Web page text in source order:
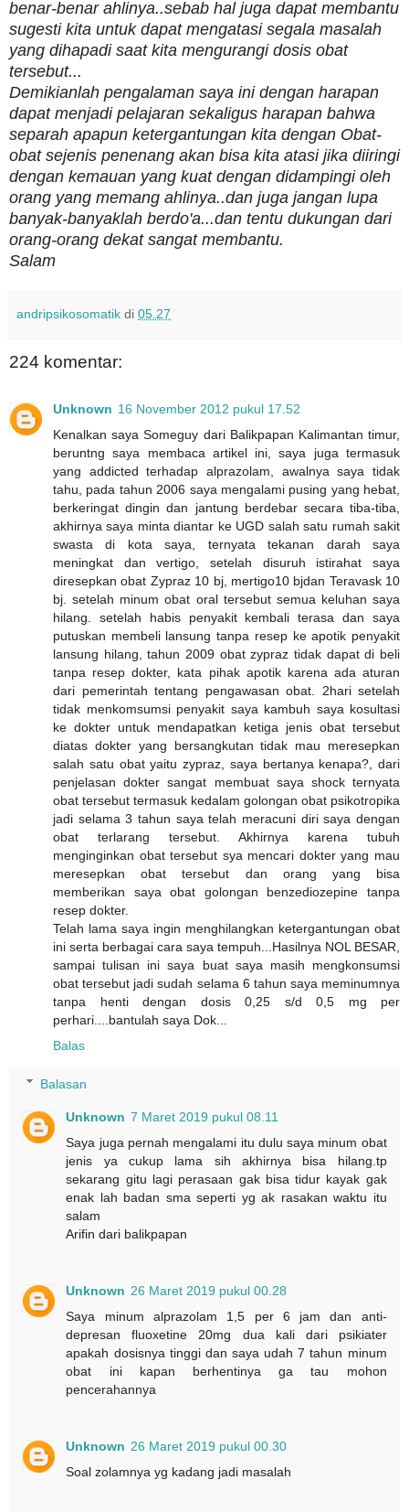
benar-benar ahlinya..sebab hal juga dapat membantu
sugesti kita untuk dapat mengatasi segala masalah
yang dihapadi saat kita mengurangi dosis obat
tersebut...
Demikianlah pengalaman saya ini dengan harapan
dapat menjadi pelajaran sekaligus harapan bahwa
separah apapun ketergantungan kita dengan Obat-
obat sejenis penenang akan bisa kita atasi jika diiringi
dengan kemauan yang kuat dengan didampingi oleh
orang yang memang ahlinya..dan juga jangan lupa
banyak-banyaklah berdo'a...dan tentu dukungan dari
orang-orang dekat sangat membantu.
Salam
andripsikosomatik di 05.27
224 komentar:
Unknown 16 November 2012 pukul 17.52
Kenalkan saya Someguy dari Balikpapan Kalimantan timur,
beruntng saya membaca artikel ini, saya juga termasuk
yang addicted terhadap alprazolam, awalnya saya tidak
tahu, pada tahun 2006 saya mengalami pusing yang hebat,
berkeringat dingin dan jantung berdebar secara tiba-tiba,
akhirnya saya minta diantar ke UGD salah satu rumah sakit
swasta di kota saya, ternyata tekanan darah saya
meningkat dan vertigo, setelah disuruh istirahat saya
diresepkan obat Zypraz 10 bj, mertigo10 bjdan Teravask 10
bj. setelah minum obat oral tersebut semua keluhan saya
hilang. setelah habis penyakit kembali terasa dan saya
putuskan membeli lansung tanpa resep ke apotik penyakit
lansung hilang, tahun 2009 obat zypraz tidak dapat di beli
tanpa resep dokter, kata pihak apotik karena ada aturan
dari pemerintah tentang pengawasan obat. 2hari setelah
tidak menkomsumsi penyakit saya kambuh saya kosultasi
ke dokter untuk mendapatkan ketiga jenis obat tersebut
diatas dokter yang bersangkutan tidak mau meresepkan
salah satu obat yaitu zypraz, saya bertanya kenapa?, dari
penjelasan dokter sangat membuat saya shock ternyata
obat tersebut termasuk kedalam golongan obat psikotropika
jadi selama 3 tahun saya telah meracuni diri saya dengan
obat terlarang tersebut. Akhirnya karena tubuh
menginginkan obat tersebut sya mencari dokter yang mau
meresepkan obat tersebut dan orang yang bisa
memberikan saya obat golongan benzediozepine tanpa
resep dokter.
Telah lama saya ingin menghilangkan ketergantungan obat
ini serta berbagai cara saya tempuh...Hasilnya NOL BESAR,
sampai tulisan ini saya buat saya masih mengkonsumsi
obat tersebut jadi sudah selama 6 tahun saya meminumnya
tanpa henti dengan dosis 0,25 s/d 0,5 mg per
perhari....bantulah saya Dok...
Balas
Balasan
Unknown 7 Maret 2019 pukul 08.11
Saya juga pernah mengalami itu dulu saya minum obat
jenis ya cukup lama sih akhirnya bisa hilang.tp
sekarang gitu lagi perasaan gak bisa tidur kayak gak
enak lah badan sma seperti yg ak rasakan waktu itu
salam
Arifin dari balikpapan
Unknown 26 Maret 2019 pukul 00.28
Saya minum alprazolam 1,5 per 6 jam dan anti-
depresan fluoxetine 20mg dua kali dari psikiater
apakah dosisnya tinggi dan saya udah 7 tahun minum
obat ini kapan berhentinya ga tau mohon
pencerahannya
Unknown 26 Maret 2019 pukul 00.30
Soal zolamnya yg kadang jadi masalah